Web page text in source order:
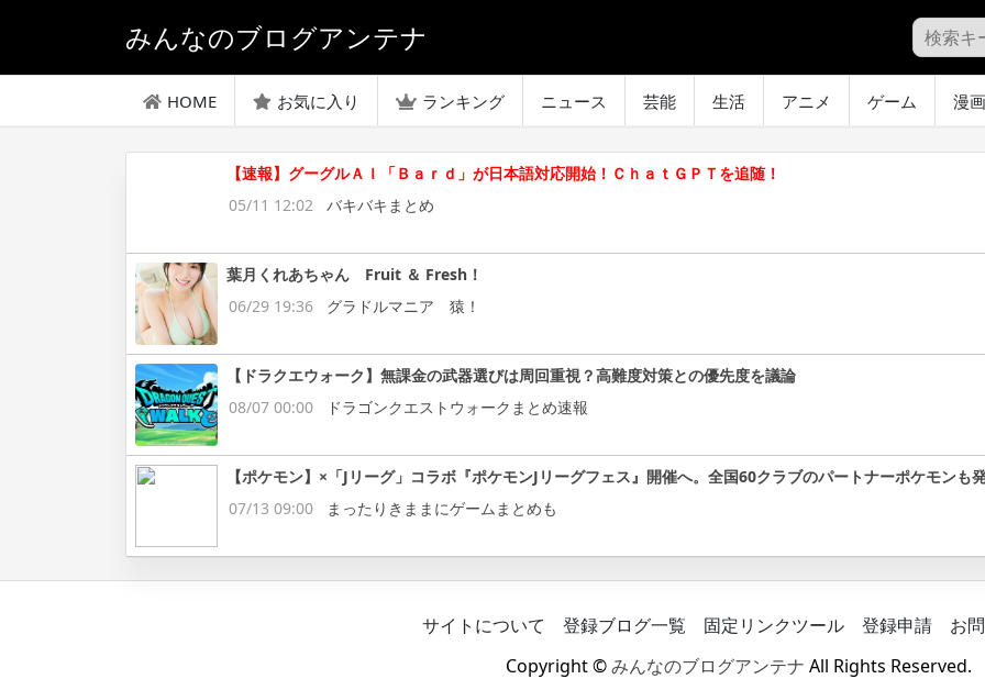
みんなのブログアンテナ
HOME お気に入り ランキング ニュース 芸能 生活 アニメ ゲーム 漫画
【速報】グーグルＡＩ「Ｂａｒｄ」が日本語対応開始！ＣｈａｔＧＰＴを追随！
05/11 12:02
バキバキまとめ
葉月くれあちゃん Fruit ＆ Fresh！
06/29 19:36
グラドルマニア 猿！
【ドラクエウォーク】無課金の武器選びは周回重視？高難度対策との優先度を議論
08/07 00:00
ドラゴンクエストウォークまとめ速報
【ポケモン】×「Jリーグ」コラボ『ポケモンJリーグフェス』開催へ。全国60クラブのパートナーポケモンも
07/13 09:00
まったりきままにゲームまとめも
サイトについて 登録ブログ一覧 固定リンクツール 登録申請
お
Copyright ©みんなのブログアンテナ All Rights Reserved.